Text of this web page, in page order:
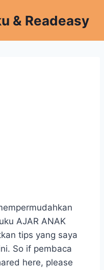
& Readeasy
AJAR ANAK
tips yang saya
So if pembaca
here, please